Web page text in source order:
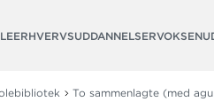
ERHVERVSUDDANNELSER
To sammenlagte (med